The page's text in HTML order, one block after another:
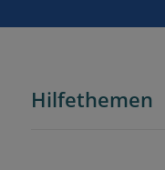
Hilfethemen